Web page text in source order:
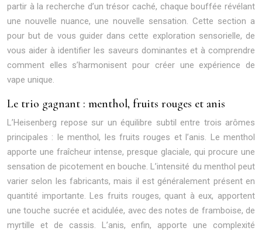
partir à la recherche d’un trésor caché, chaque bouffée révélant
une nouvelle nuance, une nouvelle sensation. Cette section a
pour but de vous guider dans cette exploration sensorielle, de
vous aider à identifier les saveurs dominantes et à comprendre
comment elles s’harmonisent pour créer une expérience de
vape unique.
Le trio gagnant : menthol, fruits rouges et anis
L’Heisenberg repose sur un équilibre subtil entre trois arômes
principales : le menthol, les fruits rouges et l’anis. Le menthol
apporte une fraîcheur intense, presque glaciale, qui procure une
sensation de picotement en bouche. L’intensité du menthol peut
varier selon les fabricants, mais il est généralement présent en
quantité importante. Les fruits rouges, quant à eux, apportent
une touche sucrée et acidulée, avec des notes de framboise, de
myrtille et de cassis. L’anis, enfin, apporte une complexité